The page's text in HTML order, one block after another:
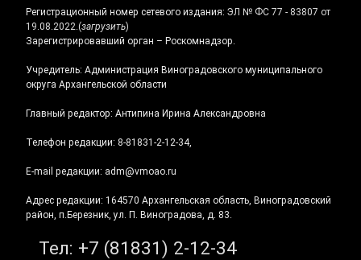
Регистрационный номер сетевого издания: ЭЛ № ФС 77 - 83807 от
19.08.2022.(загрузить)
Зарегистрировавший орган – Роскомнадзор.
Учредитель: Администрация Виноградовского муниципального
округа Архангельской области
Главный редактор: Антипина Ирина Александровна
Телефон редакции: 8-81831-2-12-34,
E-mail редакции: adm@vmoao.ru
Адрес редакции: 164570 Архангельская область, Виноградовский
район, п.Березник, ул. П. Виноградова, д. 83.
Тел: +7 (81831) 2-12-34